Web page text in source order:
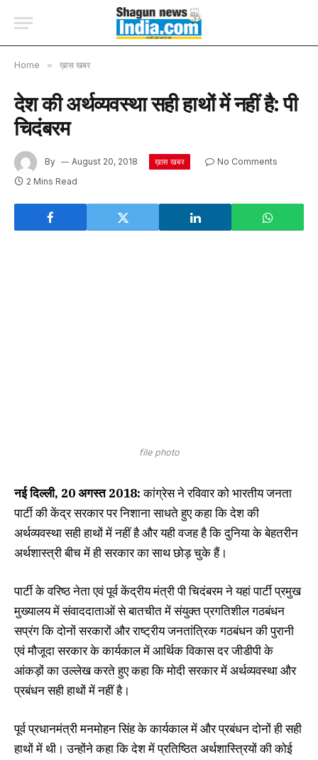
Home » ख़ास खबर
देश की अर्थव्यवस्था सही हाथों में नहीं है: पी
चिदंबरम
By August 20, 2018 ख़ास खबर
No Comments
2 Mins Read
file photo
नई दिल्ली, 20 अगस्त 2018:कांग्रेस ने रविवार को भारतीय जनता
पार्टी की केंद्र सरकार पर निशाना साधते हुए कहा कि देश की
अर्थव्यवस्था सही हाथों में नहीं है और यही वजह है कि दुनिया के बेहतरीन
अर्थशास्त्री बीच में ही सरकार का साथ छोड़ चुके हैं।
पार्टी के वरिष्ठ नेता एवं पूर्व केंद्रीय मंत्री पी चिदंबरम ने यहां पार्टी प्रमुख
मुख्यालय में संवाददाताओं से बातचीत में संयुक्त प्रगतिशील गठबंधन
सप्रंग कि दोनों सरकारों और राष्ट्रीय जनतांत्रिक गठबंधन की पुरानी
एवं मौजूदा सरकार के कार्यकाल में आर्थिक विकास दर जीडीपी के
आंकड़ों का उल्लेख करते हुए कहा कि मोदी सरकार में अर्थव्यवस्था और
प्रबंधन सही हाथों में नहीं है।
पूर्व प्रधानमंत्री मनमोहन सिंह के कार्यकाल में और प्रबंधन दोनों ही सही
हाथों में थी। उन्होंने कहा कि देश में प्रतिष्ठित अर्थशास्त्रियों की कोई